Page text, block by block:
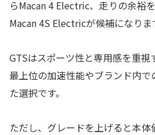
らMacan 4 Electric、走りの余裕
Macan 4S Electricが候補になりま
GTSはスポーツ性と専用感を重
最上位の加速性能やブランド内
た選択です。
ただし、グレードを上げると本体